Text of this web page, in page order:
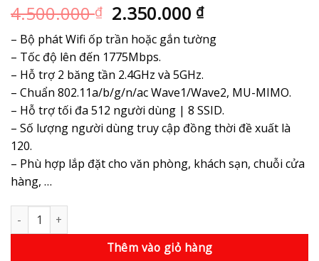
4.500.000₫ Giá
gốc
là:
4.500.000 ₫.
2.350.000 ₫Giá
tại
– Bộ phát Wifi ốp trần hoặc gắn tường
– Tốc độ lên đến 1775Mbps.
– Hỗ trợ 2 băng tần 2.4GHz và 5GHz.
– Chuẩn 802.11a/b/g/n/ac Wave1/Wave2, MU-MIMO.
– Hỗ trợ tối đa 512 người dùng | 8 SSID.
– Số lượng người dùng truy cập đồng thời đề xuất là
120.
– Phù hợp lắp đặt cho văn phòng, khách sạn, chuỗi cửa
hàng, …
Bộ phát wifi 6 RUIJIE RG-RAP2260(G) số lượng
Thêm vào giỏ hàng